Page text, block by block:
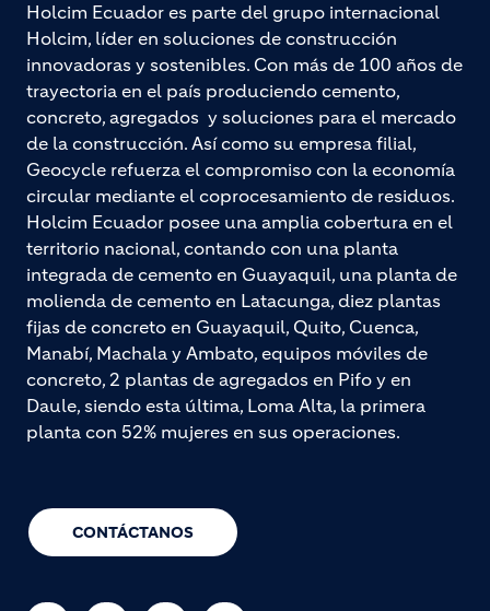
CONTÁCTANOS
Holcim Ecuador es parte del grupo internacional
Holcim, líder en soluciones de construcción
innovadoras y sostenibles. Con más de 100 años de
trayectoria en el país produciendo cemento,
concreto, agregados y soluciones para el mercado
de la construcción. Así como su empresa filial,
Geocycle refuerza el compromiso con la economía
circular mediante el coprocesamiento de residuos.
Holcim Ecuador posee una amplia cobertura en el
territorio nacional, contando con una planta
integrada de cemento en Guayaquil, una planta de
molienda de cemento en Latacunga, diez plantas
fijas de concreto en Guayaquil, Quito, Cuenca,
Manabí, Machala y Ambato, equipos móviles de
concreto, 2 plantas de agregados en Pifo y en
Daule, siendo esta última, Loma Alta, la primera
planta con 52% mujeres en sus operaciones.